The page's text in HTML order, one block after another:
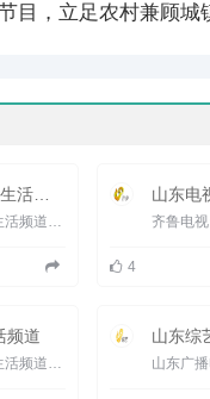
目，立足农村兼顾
山东电
4
频道 山东综